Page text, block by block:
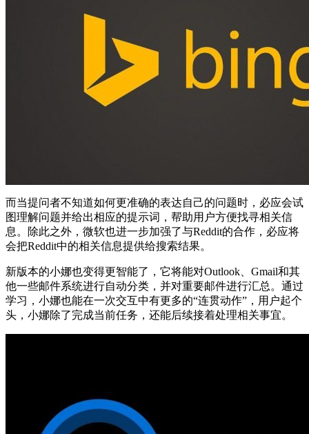
而当提问者不知道如何更准确的表达自己的问题时，必应会试
图理解问题并给出相应的提示词，帮助用户方便找寻相关信
息。除此之外，微软也进一步加强了与Reddit的合作，必应将
会把Reddit中的相关信息提供给搜索结果。
新版本的小娜也变得更智能了，它将能对Outlook、Gmail和其
他一些邮件系统进行自动分类，并对重要邮件进行汇总。通过
学习，小娜也能在一次交互中有更多的“连贯动作”，用户起个
头，小娜除了完成当前任务，还能后续接着处理相关事宜。